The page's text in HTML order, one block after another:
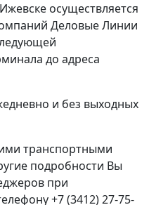
осуществляется
Деловые Линии
до адреса
и без выходных
транспортными
подробности Вы
при
+7 (3412) 27-75-